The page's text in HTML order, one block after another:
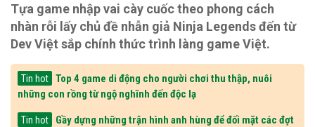
Tựa game nhập vai cày cuốc theo phong cách
nhàn rỗi lấy chủ đề nhẫn giả Ninja Legends đến từ
Dev Việt sắp chính thức trình làng game Việt.
Tin hot
Top 4 game di động cho người chơi thu thập, nuôi
những con rồng từ ngộ nghĩnh đến độc lạ
Tin hot
Gầy dựng những trận hình anh hùng để đối mặt các đợt